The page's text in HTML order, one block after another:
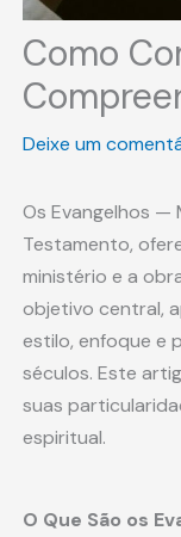
Como
Deixe um
Os Evangelhos —
Testamento,
ministério e a
objetivo central,
estilo, enfoque e
séculos. Este
suas
espiritual.
O Que São os